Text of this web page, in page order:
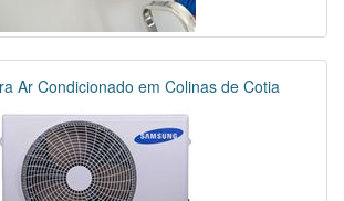
Ar Condicionado em Colinas de Cotia